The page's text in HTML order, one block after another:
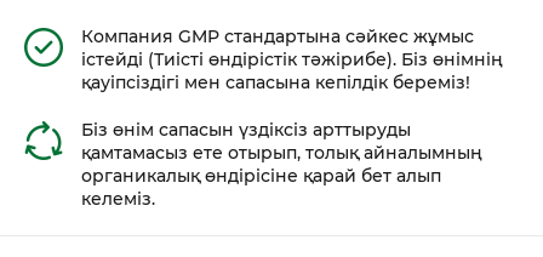
Компания GMP стандартына сәйкес жұмыс
істейді (Тиісті өндірістік тәжірибе). Біз өнімнің
қауіпсіздігі мен сапасына кепілдік береміз!
Біз өнім сапасын үздіксіз арттыруды
қамтамасыз ете отырып, толық айналымның
органикалық өндірісіне қарай бет алып
келеміз.